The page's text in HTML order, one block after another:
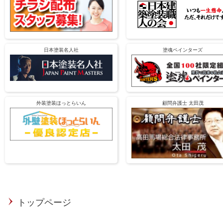
日本塗装名人社 塗魂ペインターズ
外装塗装ほっとらいん 顧問弁護士 太田茂
トップページ